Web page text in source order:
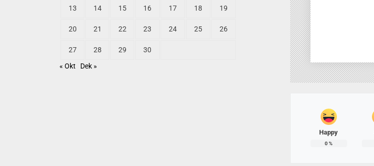
Happy
0%
13 14 15 16 17 18 19
20 21 22 23 24 25 26
27 28 29
30
« Okt
Dek »